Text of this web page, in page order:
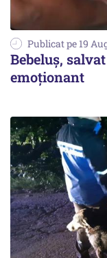
Publicat pe 19
Bebeluș,
emoționant